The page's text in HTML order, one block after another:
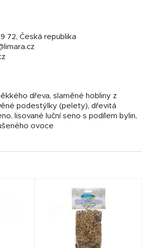
72, Česká republika
dřeva, slaměné hobliny z
podestýlky (pelety), dřevitá
lisované luční seno s podílem bylin,
ovoce